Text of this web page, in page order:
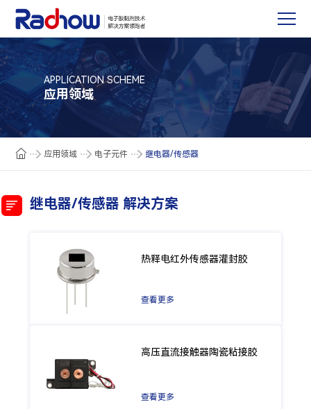
APPLICATION SCHEME
应用领域
应用领域 电子元件 继电器/传感器
继电器/传感器 解决方案
热释电红外传感器灌封胶
查看更多
高压直流接触器陶瓷粘接胶
查看更多